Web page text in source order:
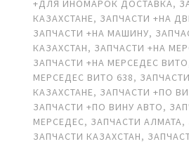
+ДЛЯ ИНОМАРОК ДОСТАВКА,
КАЗАХСТАНЕ, ЗАПЧАСТИ +НА
ЗАПЧАСТИ +НА МАШИНУ,
КАЗАХСТАН, ЗАПЧАСТИ +НА
ЗАПЧАСТИ +НА МЕРСЕДЕС ВИТО
МЕРСЕДЕС ВИТО 638,
КАЗАХСТАНЕ, ЗАПЧАСТИ +ПО
ЗАПЧАСТИ +ПО ВИНУ АВТО,
МЕРСЕДЕС, ЗАПЧАСТИ АЛМАТА,
ЗАПЧАСТИ КАЗАХСТАН,